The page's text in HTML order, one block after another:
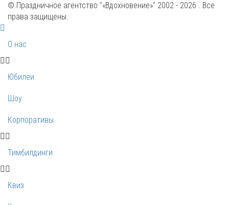
© Праздничное агентство "«Вдохновение»" 2002 - 2026 . Все
права защищены.
О нас
Юбилеи
Шоу
Корпоративы
Тимбилдинги
Квиз